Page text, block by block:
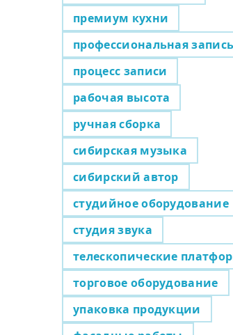
премиум кухни
профессиональная запись
процесс записи
рабочая высота
ручная сборка
сибирская музыка
сибирский автор
студийное оборудование
студия звука
телескопические
торговое оборудование
упаковка продукции